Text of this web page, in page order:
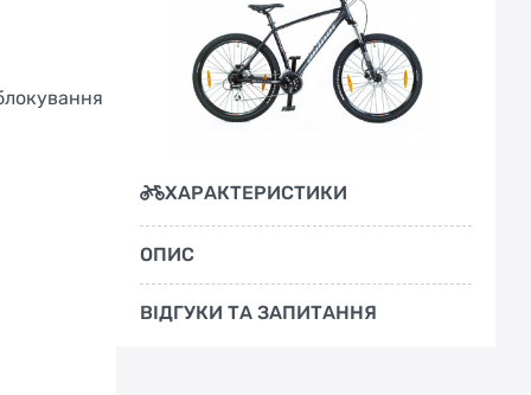
ХАРАКТЕРИСТИКИ
ОПИС
ВІДГУКИ ТА ЗАПИТАННЯ